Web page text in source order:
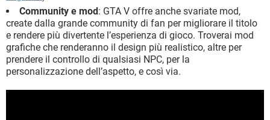
Community e mod: GTA V offre anche svariate mod,
create dalla grande community di fan per migliorare il titolo
e rendere più divertente l’esperienza di gioco. Troverai mod
grafiche che renderanno il design più realistico, altre per
prendere il controllo di qualsiasi NPC, per la
personalizzazione dell’aspetto, e così via.